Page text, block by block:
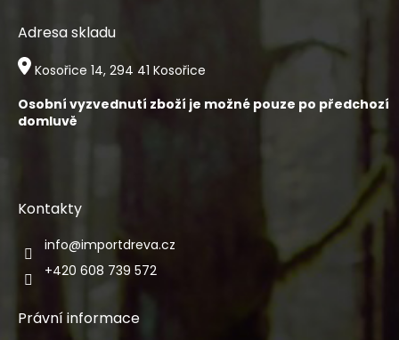
Adresa skladu
Kosořice 14, 294 41 Kosořice
Osobní vyzvednutí zboží je možné pouze po předchozí
domluvě
Kontakty
info@importdreva.cz
+420 608 739 572
Právní informace